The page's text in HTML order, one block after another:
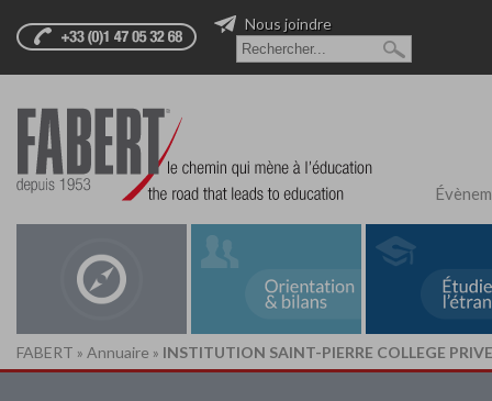
Nous joindre
FABERT » Annuaire » INSTITUTION SAINT-PIERRE COLLEGE PRIVE